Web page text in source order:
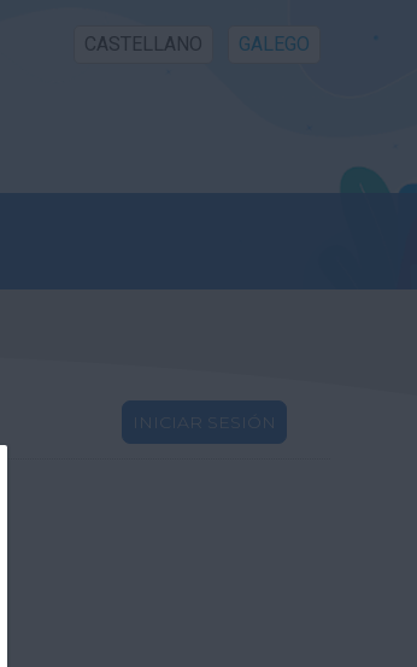
CASTELLANO GALEGO
INICIAR SESIÓN